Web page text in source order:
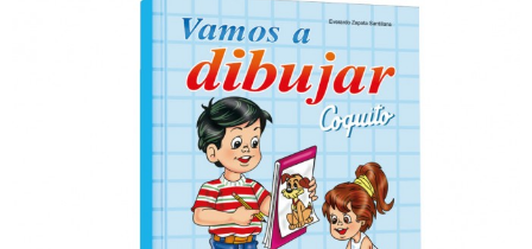
COQUITO
$ 4,50